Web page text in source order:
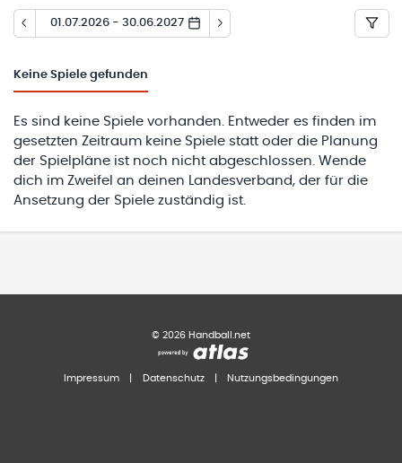
01.07.2026 - 30.06.2027
Keine Spiele gefunden
Es sind keine Spiele vorhanden. Entweder es finden im
gesetzten Zeitraum keine Spiele statt oder die Planung
der Spielpläne ist noch nicht abgeschlossen. Wende
dich im Zweifel an deinen Landesverband, der für die
Ansetzung der Spiele zuständig ist.
© 2026 Handball.net
Impressum Datenschutz Nutzungsbedingungen